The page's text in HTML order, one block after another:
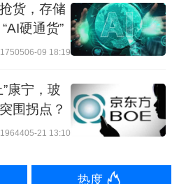
盘 图源：TOTO
工序，在这些精密加
必须被平稳、牢固地固
电吸盘的核心作用。这
货，存储
硬通货”
1750506-09 18:19
康宁，玻
围拐点？
1964405-21 13:10
热度